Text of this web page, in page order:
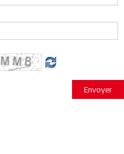
Envoyer